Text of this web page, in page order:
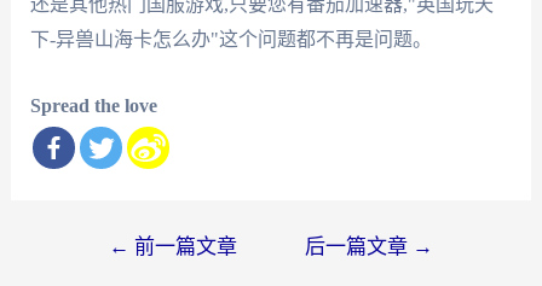
还是其他热门国服游戏,只要您有番茄加速器,"英国玩天
下-异兽山海卡怎么办"这个问题都不再是问题。
Spread the love
← 前一篇文章 后一篇文章 →